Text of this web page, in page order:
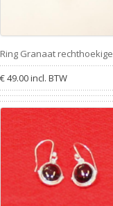
Ring Granaat rechthoekige
€ 49.00 incl. BTW